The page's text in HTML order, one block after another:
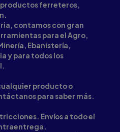
ferreteros,
contamos con gran
para el Agro,
Ebanistería,
y para todos los
producto o
para saber más.
Envíos a todo el